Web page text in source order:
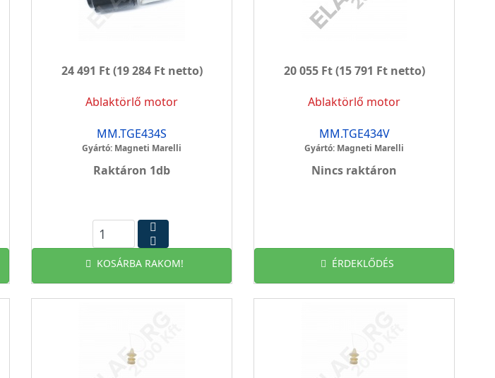
24 491 Ft(19 284 Ft netto)
Ablaktörlő motor
MM.TGE434S
Gyártó: Magneti Marelli
Raktáron 1db
KOSÁRBA RAKOM!
20 055 Ft(15 791 Ft netto)
Ablaktörlő motor
MM.TGE434V
Gyártó: Magneti Marelli
Nincs raktáron
ÉRDEKLŐDÉS